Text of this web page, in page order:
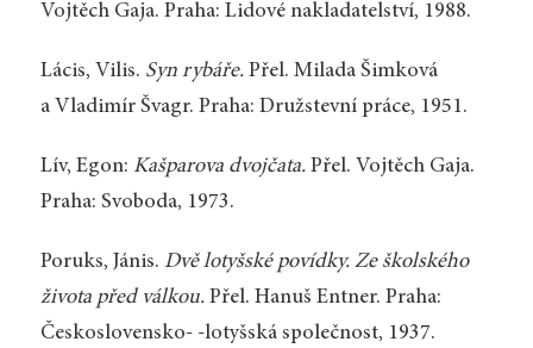
Vojtěch Gaja. Praha: Lidové nakladatelství, 1988.
Lácis, Vilis. Syn rybáře.Přel. Milada Šimková
a Vladimír Švagr. Praha: Družstevní práce, 1951.
Lív, Egon: Kašparova dvojčata.Přel. Vojtěch Gaja.
Praha: Svoboda, 1973.
Poruks, Jánis. Dvě lotyšské povídky. Ze školského
života před válkou.Přel. Hanuš Entner. Praha:
Československo- -lotyšská společnost, 1937.